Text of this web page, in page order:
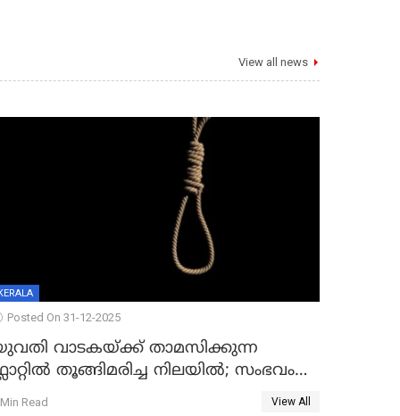
View all news
KERALA
Posted On 31-12-2025
വാടകയ്ക്ക് താമസിക്കുന്ന
തൂങ്ങിമരിച്ച നിലയില്‍; സംഭവം
Read View All